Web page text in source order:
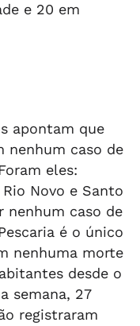
e 20 em
apontam que
nenhum caso de
eles:
Novo e Santo
nenhum caso de
é o único
nenhuma morte
desde o
semana, 27
registraram